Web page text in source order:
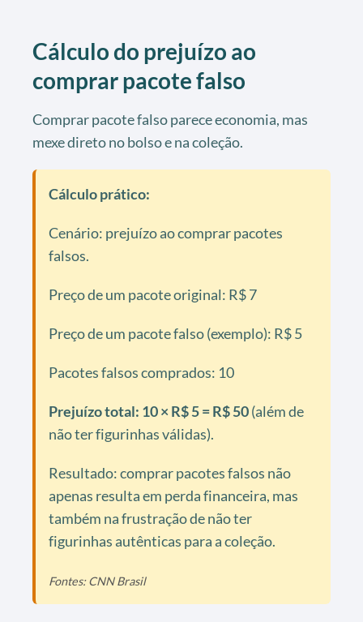
Cálculo do prejuízo ao
comprar pacote falso
Comprar pacote falso parece economia, mas
mexe direto no bolso e na coleção.
Cálculo prático:
Cenário: prejuízo ao comprar pacotes
falsos.
Preço de um pacote original: R$ 7
Preço de um pacote falso (exemplo): R$ 5
Pacotes falsos comprados: 10
Prejuízo total: 10 × R$ 5 = R$ 50(além de
não ter figurinhas válidas).
Resultado: comprar pacotes falsos não
apenas resulta em perda financeira, mas
também na frustração de não ter
figurinhas autênticas para a coleção.
Fontes: CNN Brasil